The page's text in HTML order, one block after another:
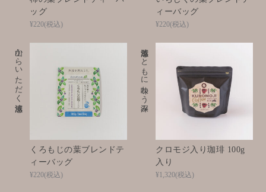
ッグ
¥220(税込)
ィーバッグ
¥220(税込)
くろもじの葉ブレンドテ
ィーバッグ
山からいただく清涼感
¥220(税込)
クロモジ入り珈琲 100g
入り
清涼感とともに味わう深み
¥1,320(税込)